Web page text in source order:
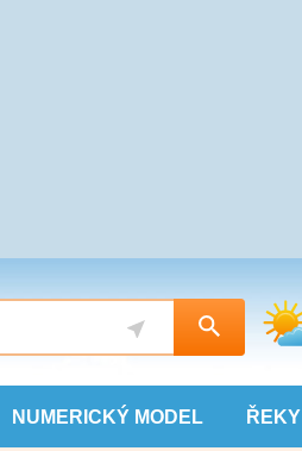
NUMERICKÝ MODEL ŘEKY